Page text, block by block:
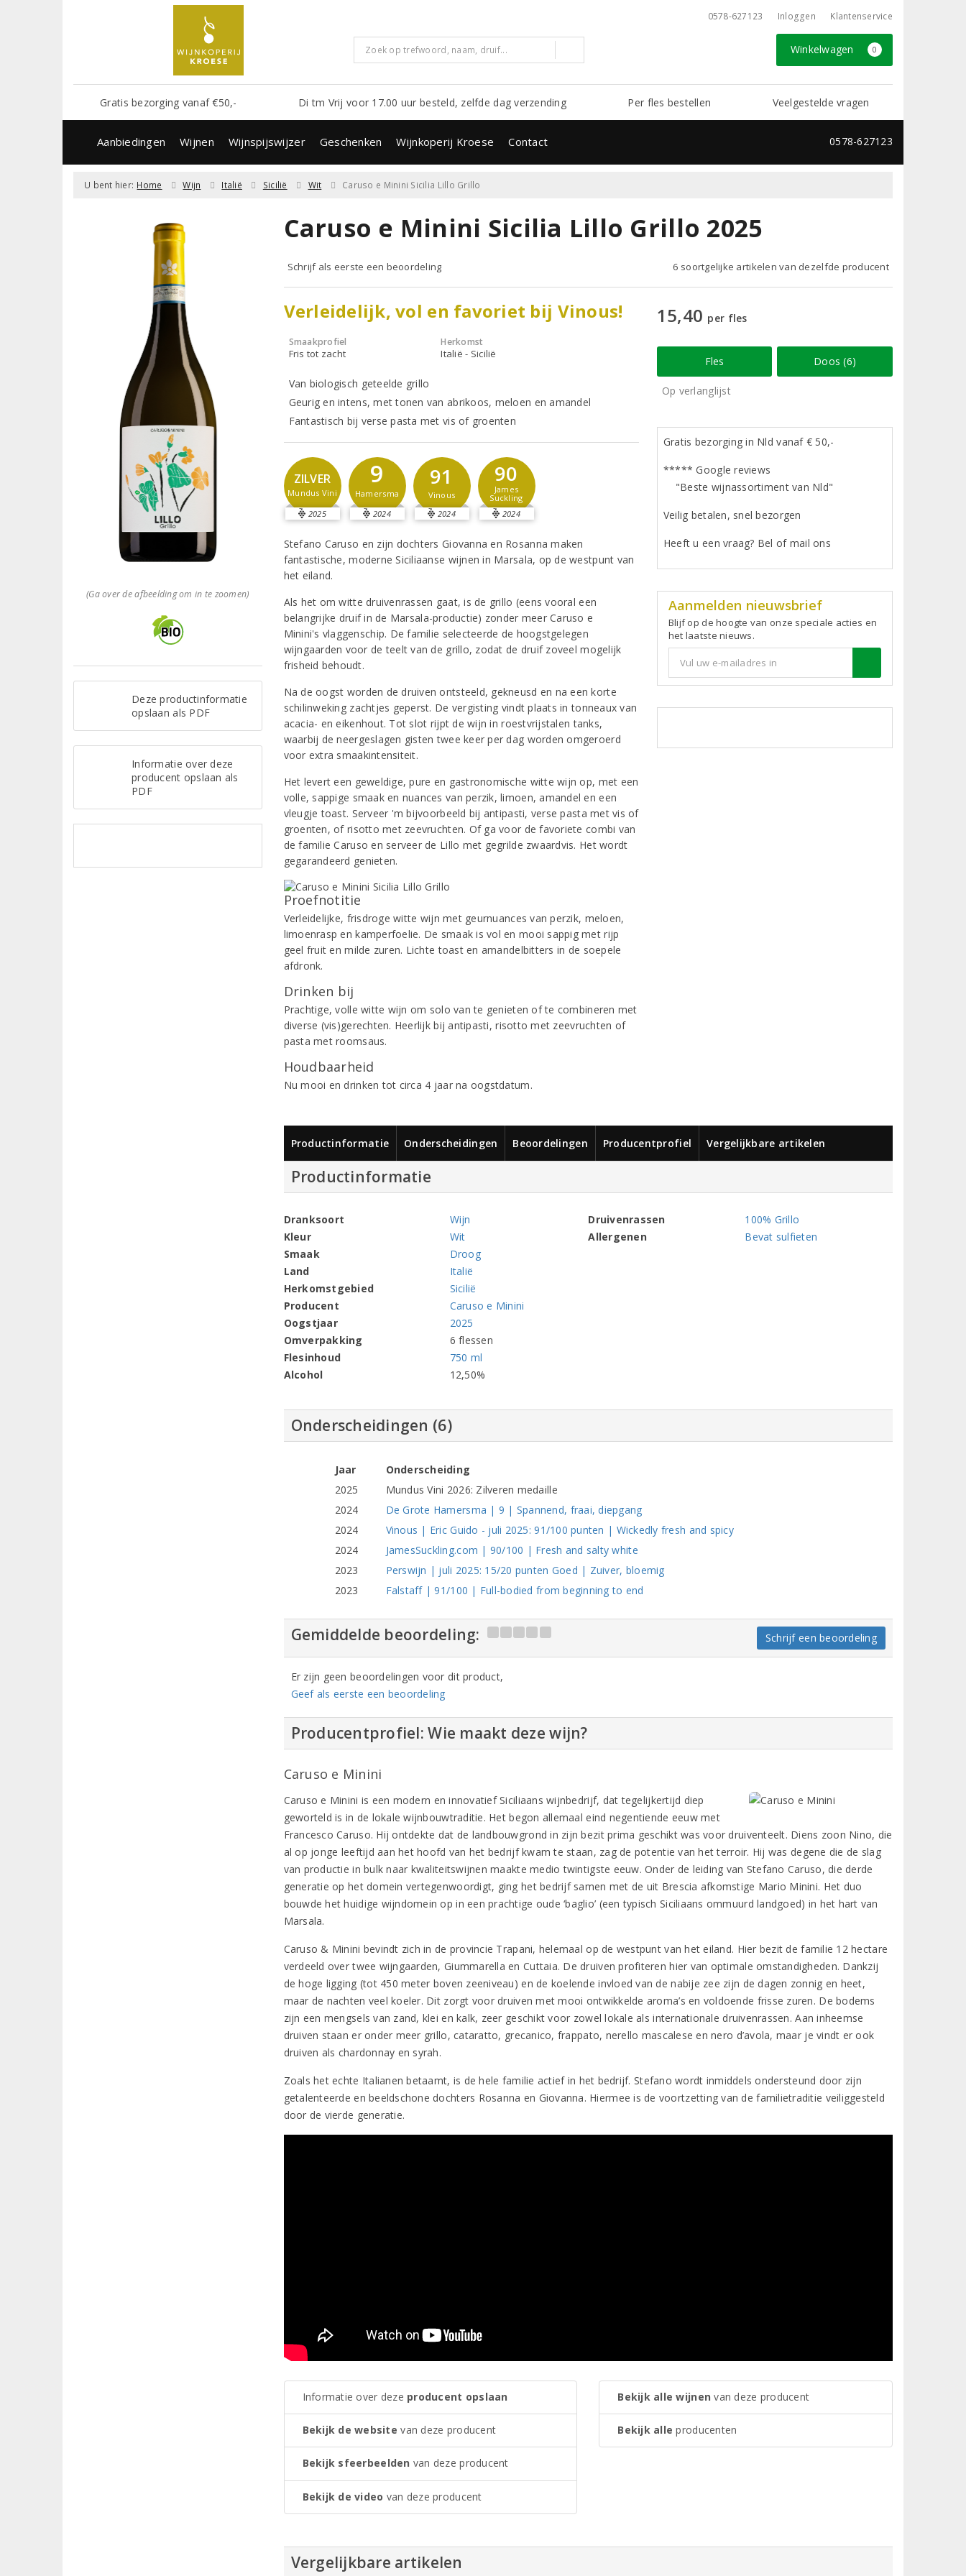
0578-627123 Inloggen Klantenservice
Winkelwagen 0
Gratis bezorging vanaf €50,- Di tm Vrij voor 17.00 uur besteld, zelfde dag verzending Per fles bestellen Veelgestelde vragen
Aanbiedingen Wijnen Wijnspijswijzer Geschenken Wijnkoperij Kroese Contact 0578-627123
U bent hier: Home Wijn Italië Sicilië Wit Caruso e Minini Sicilia Lillo Grillo
(Ga over de afbeelding om in te zoomen)
Deze productinformatie
opslaan als PDF
Informatie over deze
producent opslaan als
PDF
Caruso e Minini Sicilia Lillo Grillo 2025
Schrijf als eerste een beoordeling 6 soortgelijke artikelen van dezelfde producent
Verleidelijk, vol en favoriet bij Vinous!
Smaakprofiel
Fris tot zacht
Herkomst
Italië - Sicilië
Van biologisch geteelde grillo
Geurig en intens, met tonen van abrikoos, meloen en amandel
Fantastisch bij verse pasta met vis of groenten
ZILVER
Mundus Vini
2025
9
Hamersma
2024
91
Vinous
2024
90
James
Suckling
2024
Stefano Caruso en zijn dochters Giovanna en Rosanna maken
fantastische, moderne Siciliaanse wijnen in Marsala, op de westpunt van
het eiland.
Als het om witte druivenrassen gaat, is de grillo (eens vooral een
belangrijke druif in de Marsala-productie) zonder meer Caruso e
Minini's vlaggenschip. De familie selecteerde de hoogstgelegen
wijngaarden voor de teelt van de grillo, zodat de druif zoveel mogelijk
frisheid behoudt.
Na de oogst worden de druiven ontsteeld, gekneusd en na een korte
schilinweking zachtjes geperst. De vergisting vindt plaats in tonneaux van
acacia- en eikenhout. Tot slot rijpt de wijn in roestvrijstalen tanks,
waarbij de neergeslagen gisten twee keer per dag worden omgeroerd
voor extra smaakintensiteit.
Het levert een geweldige, pure en gastronomische witte wijn op, met een
volle, sappige smaak en nuances van perzik, limoen, amandel en een
vleugje toast. Serveer 'm bijvoorbeeld bij antipasti, verse pasta met vis of
groenten, of risotto met zeevruchten. Of ga voor de favoriete combi van
de familie Caruso en serveer de Lillo met gegrilde zwaardvis. Het wordt
gegarandeerd genieten.
Proefnotitie
Verleidelijke, frisdroge witte wijn met geurnuances van perzik, meloen,
limoenrasp en kamperfoelie. De smaak is vol en mooi sappig met rijp
geel fruit en milde zuren. Lichte toast en amandelbitters in de soepele
afdronk.
Drinken bij
Prachtige, volle witte wijn om solo van te genieten of te combineren met
diverse (vis)gerechten. Heerlijk bij antipasti, risotto met zeevruchten of
pasta met roomsaus.
Houdbaarheid
Nu mooi en drinken tot circa 4 jaar na oogstdatum.
15,40 per fles
Fles Doos (6)
Op verlanglijst
Gratis bezorging in Nld vanaf € 50,-
***** Google reviews
"Beste wijnassortiment van Nld"
Veilig betalen, snel bezorgen
Heeft u een vraag? Bel of mail ons
Aanmelden nieuwsbrief
Blijf op de hoogte van onze speciale acties en
het laatste nieuws.
Productinformatie Onderscheidingen Beoordelingen Producentprofiel Vergelijkbare artikelen
Productinformatie
Dranksoort
Wijn
Kleur
Wit
Smaak
Droog
Land
Italië
Herkomstgebied
Sicilië
Producent
Caruso e Minini
Oogstjaar
2025
Omverpakking
6 flessen
Flesinhoud
750 ml
Alcohol
12,50%
Druivenrassen
100% Grillo
Allergenen
Bevat sulfieten
Onderscheidingen (6)
Jaar
Onderscheiding
2025
Mundus Vini 2026: Zilveren medaille
2024
De Grote Hamersma | 9 | Spannend, fraai, diepgang
2024
Vinous | Eric Guido - juli 2025: 91/100 punten | Wickedly fresh and spicy
2024
JamesSuckling.com | 90/100 | Fresh and salty white
2023
Perswijn | juli 2025: 15/20 punten Goed | Zuiver, bloemig
2023
Falstaff | 91/100 | Full-bodied from beginning to end
Gemiddelde beoordeling: Schrijf een beoordeling
Er zijn geen beoordelingen voor dit product,
Geef als eerste een beoordeling
Producentprofiel: Wie maakt deze wijn?
Caruso e Minini
Caruso e Minini is een modern en innovatief Siciliaans wijnbedrijf, dat tegelijkertijd diep
geworteld is in de lokale wijnbouwtraditie. Het begon allemaal eind negentiende eeuw met
Francesco Caruso. Hij ontdekte dat de landbouwgrond in zijn bezit prima geschikt was voor druiventeelt. Diens zoon Nino, die
al op jonge leeftijd aan het hoofd van het bedrijf kwam te staan, zag de potentie van het terroir. Hij was degene die de slag
van productie in bulk naar kwaliteitswijnen maakte medio twintigste eeuw. Onder de leiding van Stefano Caruso, die derde
generatie op het domein vertegenwoordigt, ging het bedrijf samen met de uit Brescia afkomstige Mario Minini. Het duo
bouwde het huidige wijndomein op in een prachtige oude ‘baglio’ (een typisch Siciliaans ommuurd landgoed) in het hart van
Marsala.
Caruso & Minini bevindt zich in de provincie Trapani, helemaal op de westpunt van het eiland. Hier bezit de familie 12 hectare
verdeeld over twee wijngaarden, Giummarella en Cuttaia. De druiven profiteren hier van optimale omstandigheden. Dankzij
de hoge ligging (tot 450 meter boven zeeniveau) en de koelende invloed van de nabije zee zijn de dagen zonnig en heet,
maar de nachten veel koeler. Dit zorgt voor druiven met mooi ontwikkelde aroma’s en voldoende frisse zuren. De bodems
zijn een mengsels van zand, klei en kalk, zeer geschikt voor zowel lokale als internationale druivenrassen. Aan inheemse
druiven staan er onder meer grillo, cataratto, grecanico, frappato, nerello mascalese en nero d’avola, maar je vindt er ook
druiven als chardonnay en syrah.
Zoals het echte Italianen betaamt, is de hele familie actief in het bedrijf. Stefano wordt inmiddels ondersteund door zijn
getalenteerde en beeldschone dochters Rosanna en Giovanna. Hiermee is de voortzetting van de familietraditie veiliggesteld
door de vierde generatie.
Informatie over deze producent opslaan
Bekijk de website van deze producent
Bekijk sfeerbeelden van deze producent
Bekijk de video van deze producent
Bekijk alle wijnen van deze producent
Bekijk alle producenten
Vergelijkbare artikelen